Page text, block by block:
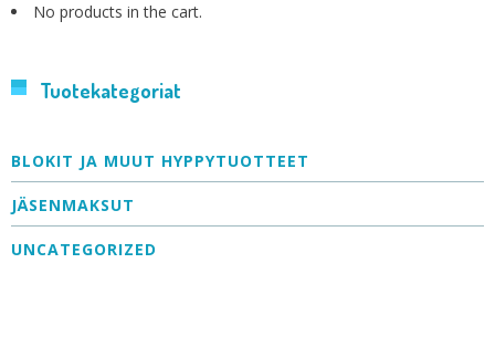
No products in the cart.
Tuotekategoriat
BLOKIT JA MUUT HYPPYTUOTTEET
JÄSENMAKSUT
UNCATEGORIZED